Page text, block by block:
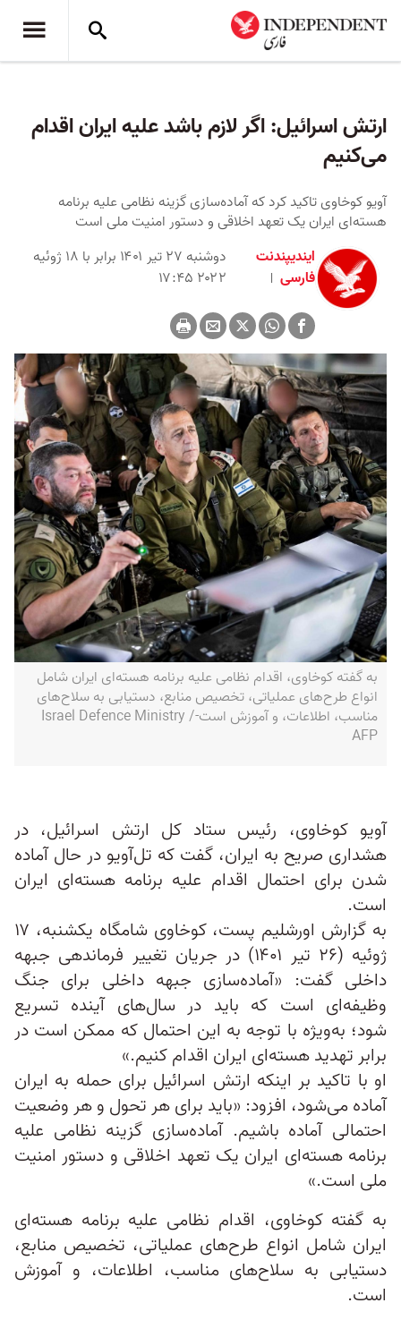
ارتش اسرائیل: اگر لازم باشد علیه ایران اقدام
می‌کنیم
آویو کوخاوی تاکید کرد که آماده‌سازی گزینه نظامی علیه برنامه
هسته‌ای ایران یک تعهد اخلاقی و دستور امنیت ملی است
ایندیپندنت
فارسی
دوشنبه ۲۷ تیر ۱۴۰۱ برابر با ۱۸ ژوئیه
۲۰۲۲ ۱۷:۴۵
به گفته کوخاوی، اقدام نظامی علیه برنامه هسته‌ای ایران شامل
انواع طرح‌های عملیاتی، تخصیص منابع، دستیابی به سلاح‌های
مناسب، اطلاعات، و آموزش است-Israel Defence Ministry /
AFP
آویو کوخاوی، رئیس ستاد کل ارتش اسرائیل، در
هشداری صریح به ایران، گفت که تل‌آویو در حال آماده
شدن برای احتمال اقدام علیه برنامه هسته‌ای ایران
است.
به گزارش اورشلیم پست، کوخاوی شامگاه یکشنبه، ۱۷
ژوئيه (۲۶ تیر ۱۴۰۱) در جریان تغییر فرماندهی جبهه
داخلی گفت: «آماده‌سازی جبهه داخلی برای جنگ
وظیفه‌ای است که باید در سال‌های آینده تسریع
شود؛ به‌ویژه با توجه به این احتمال که ممکن است در
برابر تهدید هسته‌ای ایران اقدام کنیم.»
او با تاکید بر اینکه ارتش اسرائیل برای حمله به ایران
آماده می‌شود، افزود: «باید برای هر تحول و هر وضعیت
احتمالی آماده باشیم. آماده‌سازی گزینه نظامی علیه
برنامه هسته‌ای ایران یک تعهد اخلاقی و دستور امنیت
ملی است.»
به گفته کوخاوی، اقدام نظامی علیه برنامه هسته‌ای
ایران شامل انواع طرح‌های عملیاتی، تخصیص منابع،
دستیابی به سلاح‌های مناسب، اطلاعات، و آموزش
است.